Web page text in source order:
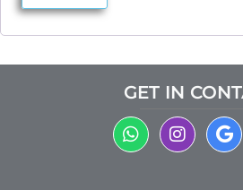
GET IN